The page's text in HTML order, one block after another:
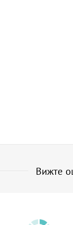
Вижте